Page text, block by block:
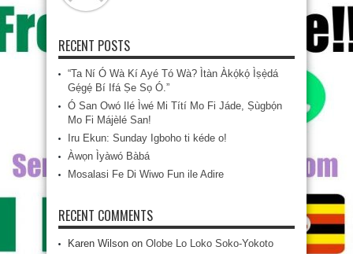
RECENT POSTS
“Ta Ní Ó Wà Kí Ayé Tó Wà? Ìtàn Àkọ́kọ́ Ìṣẹ̀dá
Gẹ́gẹ́ Bí Ifá Ṣe Sọ Ó.”
Ó San Owó Ilé Ìwé Mi Títí Mo Fi Jáde, Ṣùgbọ́n
Mo Fi Májèlé San!
Iru Ekun: Sunday Igboho ti kéde o!
Àwọn Ìyàwó Bàbá
Mosalasi Fe Di Wiwo Fun ile Adire
RECENT COMMENTS
Karen Wilson on Olobe Lo Loko Soko-Yokoto